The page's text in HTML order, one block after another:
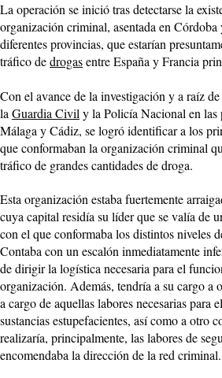
La operación se inició tras detectarse la
organización criminal, asentada en
diferentes provincias, que estarían
tráfico dedrogasentre España y Francia
Con el avance de la investigación y a raíz
la Guardia Civil y la Policía Nacional en las
Málaga y Cádiz, se logró identificar a los
que conformaban la organización criminal
tráfico de grandes cantidades de droga.
Esta organización estaba fuertemente
cuya capital residía su líder que se valía de
con el que conformaba los distintos niveles
Contaba con un escalón inmediatamente
de dirigir la logística necesaria para el
organización. Además, tendría a su cargo a
a cargo de aquellas labores necesarias para
sustancias estupefacientes, así como a otro
realizaría, principalmente, las labores de
encomendaba la dirección de la red criminal.